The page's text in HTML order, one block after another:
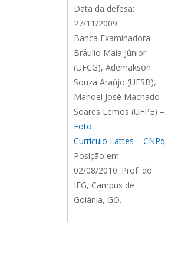
Data da defesa:
27/11/2009.
Banca Examinadora:
Bráulio Maia Júnior
(UFCG), Ademakson
Souza Araújo (UESB),
Manoel José Machado
Soares Lemos (UFPE) –
Foto
Curriculo Lattes – CNPq
Posição em
02/08/2010: Prof. do
IFG, Campus de
Goiânia, GO.